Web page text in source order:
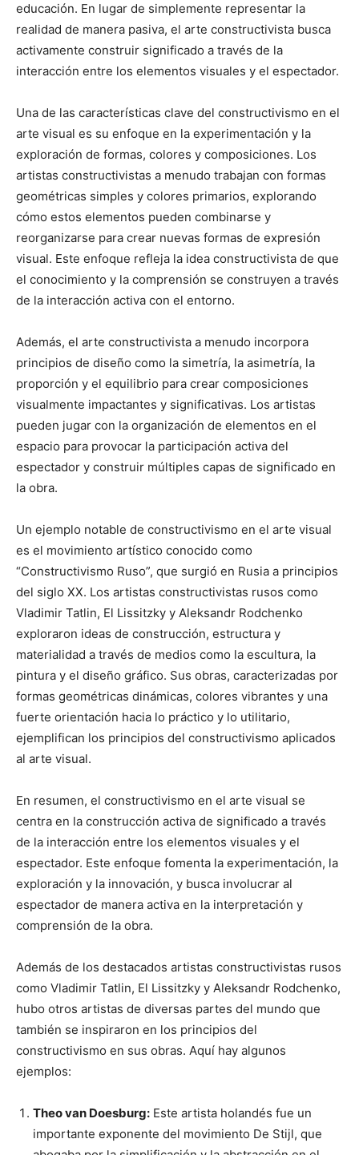
educación. En lugar de simplemente representar la
realidad de manera pasiva, el arte constructivista busca
activamente construir significado a través de la
interacción entre los elementos visuales y el espectador.
Una de las características clave del constructivismo en el
arte visual es su enfoque en la experimentación y la
exploración de formas, colores y composiciones. Los
artistas constructivistas a menudo trabajan con formas
geométricas simples y colores primarios, explorando
cómo estos elementos pueden combinarse y
reorganizarse para crear nuevas formas de expresión
visual. Este enfoque refleja la idea constructivista de que
el conocimiento y la comprensión se construyen a través
de la interacción activa con el entorno.
Además, el arte constructivista a menudo incorpora
principios de diseño como la simetría, la asimetría, la
proporción y el equilibrio para crear composiciones
visualmente impactantes y significativas. Los artistas
pueden jugar con la organización de elementos en el
espacio para provocar la participación activa del
espectador y construir múltiples capas de significado en
la obra.
Un ejemplo notable de constructivismo en el arte visual
es el movimiento artístico conocido como
“Constructivismo Ruso”, que surgió en Rusia a principios
del siglo XX. Los artistas constructivistas rusos como
Vladimir Tatlin, El Lissitzky y Aleksandr Rodchenko
exploraron ideas de construcción, estructura y
materialidad a través de medios como la escultura, la
pintura y el diseño gráfico. Sus obras, caracterizadas por
formas geométricas dinámicas, colores vibrantes y una
fuerte orientación hacia lo práctico y lo utilitario,
ejemplifican los principios del constructivismo aplicados
al arte visual.
En resumen, el constructivismo en el arte visual se
centra en la construcción activa de significado a través
de la interacción entre los elementos visuales y el
espectador. Este enfoque fomenta la experimentación, la
exploración y la innovación, y busca involucrar al
espectador de manera activa en la interpretación y
comprensión de la obra.
Además de los destacados artistas constructivistas rusos
como Vladimir Tatlin, El Lissitzky y Aleksandr Rodchenko,
hubo otros artistas de diversas partes del mundo que
también se inspiraron en los principios del
constructivismo en sus obras. Aquí hay algunos
ejemplos:
Theo van Doesburg: Este artista holandés fue un
importante exponente del movimiento De Stijl, que